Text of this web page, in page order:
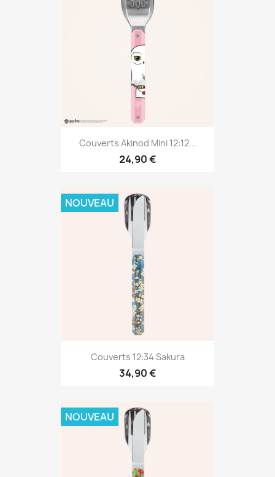
Couverts Akinod Mini 12:12...
24,90 €
Couverts 12:34 Sakura
34,90 €
NOUVEAU
NOUVEAU